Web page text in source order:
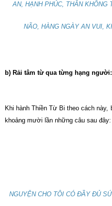
AN, HẠNH PHÚC, THÂN KHÔNG
NÃO, HÀNG NGÀY AN VUI,
b) Rải tâm từ qua từng hạng người:
Khi hành Thiền Từ Bi theo cách
khoảng mười lần những câu sau đây:
NGUYỆN CHO TÔI CÓ ĐẦY ĐỦ